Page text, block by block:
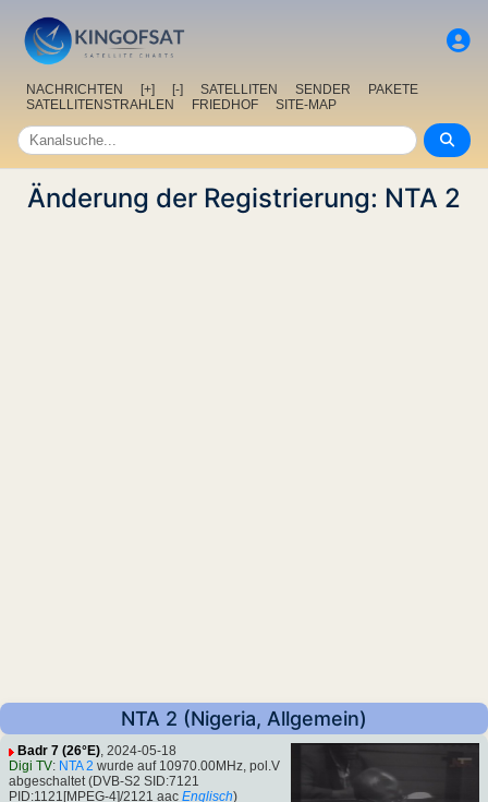
NACHRICHTEN [+] [-] SATELLITEN SENDER
PAKETE
SATELLITENSTRAHLEN
FRIEDHOF SITE-MAP
Änderung der Registrierung: NTA 2
NTA 2 (Nigeria, Allgemein)
Badr 7 (26°E), 2024-05-18
Digi TV: NTA 2 wurde auf 10970.00MHz, pol.V
abgeschaltet (DVB-S2 SID:7121
PID:1121[MPEG-4]/2121 aac Englisch)